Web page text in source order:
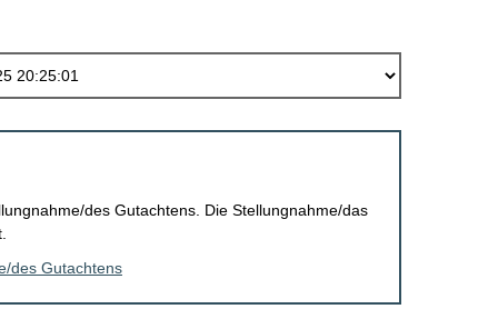
des Gutachtens. Die Stellungnahme/das
des Gutachtens